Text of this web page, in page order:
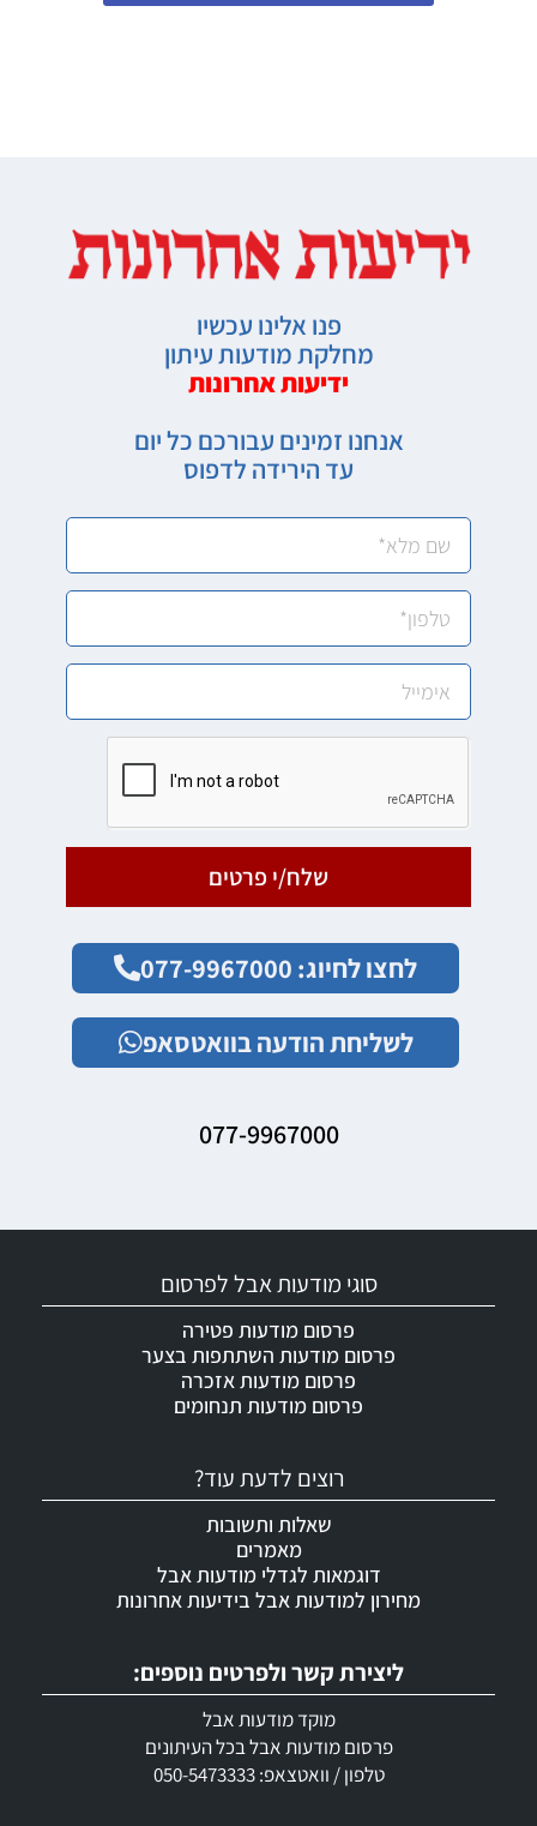
פנו אלינו עכשיו
מחלקת מודעות עיתון
ידיעות אחרונות
אנחנו זמינים עבורכם כל יום
עד הירידה לדפוס
שלח/י פרטים
לחצו לחיוג: 077-9967000
לשליחת הודעה בוואטסאפ
077-9967000
ליצירת קשר ולפרטים נוספים:
מוקד מודעות אבל
פרסום מודעות אבל בכל העיתונים
טלפון / וואטצאפ: 050-5473333
רוצים לדעת עוד?
שאלות ותשובות
מאמרים
דוגמאות לגדלי מודעות אבל
מחירון למודעות אבל בידיעות אחרונות
סוגי מודעות אבל לפרסום
פרסום מודעות פטירה
פרסום מודעות השתתפות בצער
פרסום מודעות אזכרה
פרסום מודעות תנחומים